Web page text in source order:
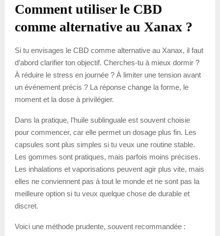
Comment utiliser le CBD
comme alternative au Xanax ?
Si tu envisages le CBD comme alternative au Xanax, il faut
d’abord clarifier ton objectif. Cherches-tu à mieux dormir ?
À réduire le stress en journée ? À limiter une tension avant
un événement précis ? La réponse change la forme, le
moment et la dose à privilégier.
Dans la pratique, l’huile sublinguale est souvent choisie
pour commencer, car elle permet un dosage plus fin. Les
capsules sont plus simples si tu veux une routine stable.
Les gommes sont pratiques, mais parfois moins précises.
Les inhalations et vaporisations peuvent agir plus vite, mais
elles ne conviennent pas à tout le monde et ne sont pas la
meilleure option si tu veux quelque chose de durable et
discret.
Voici une méthode prudente, souvent recommandée :